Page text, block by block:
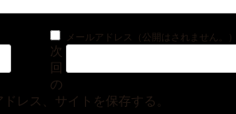
メールアドレス（公開はされません。
次
回
の
レス、サイトを保存する。